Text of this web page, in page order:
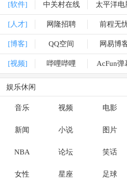
[软件] 中关村在线 太平洋电
[人才] 网隆招聘 前程无
[博客] QQ空间 网易博
[视频] 哔哩哔哩 AcFun弹
娱乐休闲
音乐 视频 电影
新闻 小说 图片
NBA 论坛 笑话
女性 星座 足球